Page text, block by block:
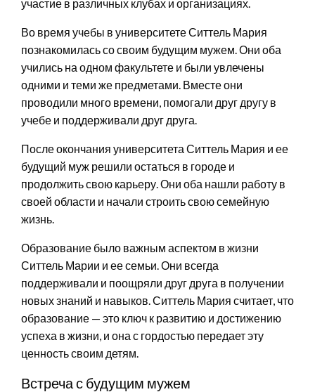
участие в различных клубах и организациях.
Во время учебы в университете Ситтель Мария
познакомилась со своим будущим мужем. Они оба
учились на одном факультете и были увлечены
одними и теми же предметами. Вместе они
проводили много времени, помогали друг другу в
учебе и поддерживали друг друга.
После окончания университета Ситтель Мария и ее
будущий муж решили остаться в городе и
продолжить свою карьеру. Они оба нашли работу в
своей области и начали строить свою семейную
жизнь.
Образование было важным аспектом в жизни
Ситтель Марии и ее семьи. Они всегда
поддерживали и поощряли друг друга в получении
новых знаний и навыков. Ситтель Мария считает, что
образование — это ключ к развитию и достижению
успеха в жизни, и она с гордостью передает эту
ценность своим детям.
Встреча с будущим мужем